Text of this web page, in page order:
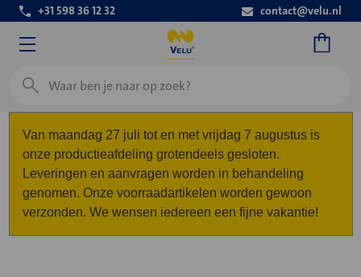
+31 598 36 12 32 contact@velu.nl
Zoeken
Van maandag 27 juli tot en met vrijdag 7 augustus is
onze productieafdeling grotendeels gesloten.
Leveringen en aanvragen worden in behandeling
genomen. Onze voorraadartikelen worden gewoon
verzonden. We wensen iedereen een fijne vakantie!